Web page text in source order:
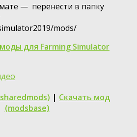
— перенести в папку
mods/
моды для Farming Simulator
| Скачать мод
(modsbase)